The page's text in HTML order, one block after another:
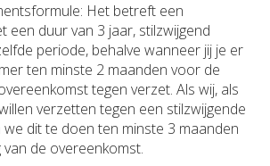
Het betreft een
een duur van 3 jaar, stilzwijgend
periode, behalve wanneer jij je er
ten minste 2 maanden voor de
tegen verzet. Als wij, als
verzetten tegen een stilzwijgende
we dit te doen ten minste 3 maanden
de overeenkomst.